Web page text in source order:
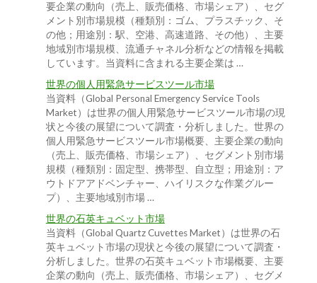
要企業の動向（売上、販売価格、市場シェア）、セグ
メント別市場規模（種類別：ゴム、プラスチック、そ
の他；用途別：駅、空港、高速道路、その他）、主要
地域別市場規模、流通チャネル分析などの情報を掲載
しています。当資料に含まれる主要企業は …
世界の個人用緊急サービスツール市場
当資料（Global Personal Emergency Service Tools
Market）は世界の個人用緊急サービスツール市場の現
状と今後の展望について調査・分析しました。世界の
個人用緊急サービスツール市場概要、主要企業の動向
（売上、販売価格、市場シェア）、セグメント別市場
規模（種類別：固定型、携帯型、自立型；用途別：ア
ウトドアアドベンチャー、ハイリスクな作業グルー
プ）、主要地域別市場 …
世界の石英キュベット市場
当資料（Global Quartz Cuvettes Market）は世界の石
英キュベット市場の現状と今後の展望について調査・
分析しました。世界の石英キュベット市場概要、主要
企業の動向（売上、販売価格、市場シェア）、セグメ